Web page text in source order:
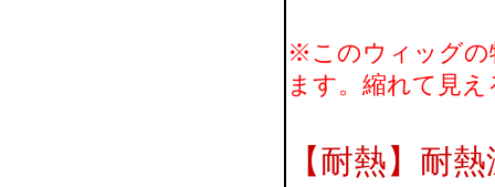
※このウィッグの
ます。縮れて見
【耐熱】耐